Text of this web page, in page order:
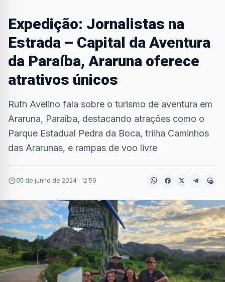
Expedição: Jornalistas na
Estrada – Capital da Aventura
da Paraíba, Araruna oferece
atrativos únicos
Ruth Avelino fala sobre o turismo de aventura em
Araruna, Paraíba, destacando atrações como o
Parque Estadual Pedra da Boca, trilha Caminhos
das Ararunas, e rampas de voo livre
05 de junho de 2024 · 12:59